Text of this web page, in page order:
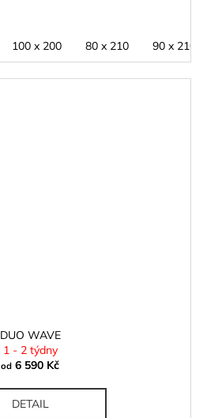
100 x 200 80 x 210 90 x 210
DUO WAVE
1 - 2 týdny
od 6 590 Kč
DETAIL